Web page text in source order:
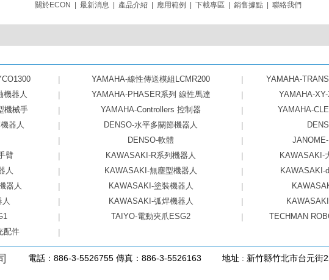
關於ECON 最新消息 產品介紹 應用範例 下載專區 銷售據點 聯絡我們
| YAMAHA-線性傳送模組LCMR200 | YAMAHA-
機器人 | YAMAHA-PHASER系列 線性馬達 | YAMAHA-
機械手 | YAMAHA-Controllers 控制器 | YAMAHA-
器人 | DENSO-水平多關節機器人 |
| DENSO-軟體 |
臂 | KAWASAKI-R系列機器人 | KAWASAKI-
人 | KAWASAKI-無塵型機器人 | KAWASAKI-
器人 | KAWASAKI-塗裝機器人 |
| KAWASAKI-弧焊機器人 |
| TAIYO-電動夾爪ESG2 | TECHMAN
配件 |
電話：886-3-5526755 傳真：886-3-5526163 地址 : 新竹縣竹北市台元街